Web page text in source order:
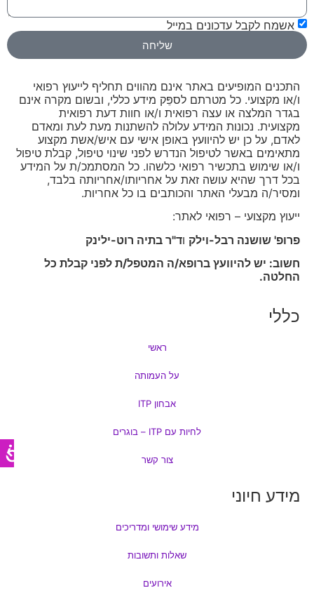
אשמח לקבל עדכונים במייל
שליחה
התכנים המופיעים באתר אינם מהווים תחליף לייעוץ רפואי
ו/או מקצועי. כל מטרתם לספֵּק מידע כללי, ובשום מקרה אינם
בגדר המלצה או עצה רפואית ו/או חוות דעת רפואית
מקצועית. נכונות המידע עלולה להשתנות מעת לעת ומאדם
לאדם, על כן יש להיוועץ באופן אישי עם איש/אשת מקצוע
מתאימים באשר לטיפול הנדרש לפני שינוי טיפול, קבלת טיפול
ו/או שימוש בתכשיר רפואי כלשהו. כל המסתמכ/ת על המידע
בכל דרך שהיא עושה זאת על אחריותו/אחריותה בלבד,
ומסיר/ה מבעלי האתר והכותבים בו כל אחריות.
ייעוץ מקצועי – רפואי לאתר:
פרופ' שושנה רבל-וילק וד"ר בתיה רוט-ילינק
חשוב: יש להיוועץ ברופא/ה המטפל/ת לפני קבלת כל
החלטה.
כללי
ראשי
על העמותה
אבחון ITP
לחיות עם ITP – בוגרים
צור קשר
מידע חיוני
מידע שימושי ומדריכים
שאלות ותשובות
אירועים